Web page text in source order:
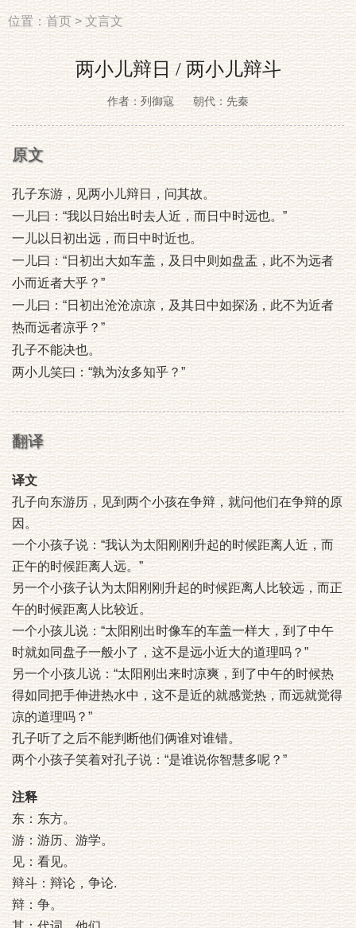
位置：首页>文言文
两小儿辩日 / 两小儿辩斗
作者：列御寇 朝代：先秦
原文
孔子东游，见两小儿辩日，问其故。
一儿曰：“我以日始出时去人近，而日中时远也。”
一儿以日初出远，而日中时近也。
一儿曰：“日初出大如车盖，及日中则如盘盂，此不为远者
小而近者大乎？”
一儿曰：“日初出沧沧凉凉，及其日中如探汤，此不为近者
热而远者凉乎？”
孔子不能决也。
两小儿笑曰：“孰为汝多知乎？”
翻译
译文
孔子向东游历，见到两个小孩在争辩，就问他们在争辩的原
因。
一个小孩子说：“我认为太阳刚刚升起的时候距离人近，而
正午的时候距离人远。”
另一个小孩子认为太阳刚刚升起的时候距离人比较远，而正
午的时候距离人比较近。
一个小孩儿说：“太阳刚出时像车的车盖一样大，到了中午
时就如同盘子一般小了，这不是远小近大的道理吗？”
另一个小孩儿说：“太阳刚出来时凉爽，到了中午的时候热
得如同把手伸进热水中，这不是近的就感觉热，而远就觉得
凉的道理吗？”
孔子听了之后不能判断他们俩谁对谁错。
两个小孩子笑着对孔子说：“是谁说你智慧多呢？”
注释
东：东方。
游：游历、游学。
见：看见。
辩斗：辩论，争论.
辩：争。